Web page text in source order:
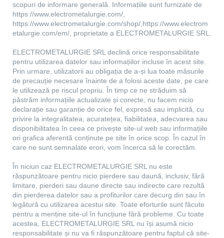
scopuri de informare generală. Informațiile sunt furnizate de
https://www.electrometalurgie.com/,
https://www.electrometalurgie.com/shop/,https://www.electrom
etalurgie.com/em/, proprietate a ELECTROMETALURGIE SRL.
ELECTROMETALURGIE SRL declină orice responsabilitate
pentru utilizarea datelor sau informațiilor incluse în acest site.
Prin urmare, utilizatorii au obligația de a-și lua toate măsurile
de precauție necesare înainte de a folosi aceste date, pe care
le utilizează pe riscul propriu. În timp ce ne străduim să
păstrăm informațiile actualizate și corecte, nu facem nicio
declarație sau garanție de orice fel, expresă sau implicită, cu
privire la integralitatea, acuratețea, fiabilitatea, adecvarea sau
disponibilitatea în ceea ce privește site-ul web sau informațiile
ori grafica aferentă conținute pe site în orice scop. În cazul în
care ne sunt semnalate erori, vom încerca să le corectăm.
În niciun caz ELECTROMETALURGIE SRL nu este
răspunzătoare pentru nicio pierdere sau daună, inclusiv, fără
limitare, pierderi sau daune directe sau indirecte care rezultă
din pierderea datelor sau a profiturilor care decurg din sau în
legătură cu utilizarea acestui site. Toate eforturile sunt făcute
pentru a menține site-ul în funcțiune fără probleme. Cu toate
acestea, ELECTROMETALURGIE SRL nu își asumă nicio
responsabilitate și nu va fi răspunzătoare pentru faptul că site-